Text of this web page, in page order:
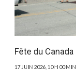
Fête du
17 JUIN 2026, 10 H 00 MIN